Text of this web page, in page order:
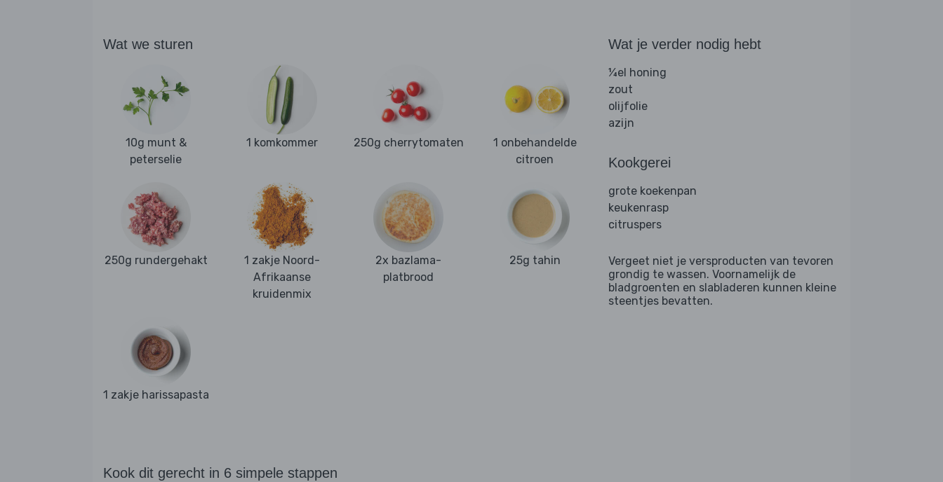
Wat we sturen
10g munt &
peterselie
1 komkommer 250g cherrytomaten
1 onbehandelde
citroen
250g rundergehakt
1 zakje Noord-
Afrikaanse
kruidenmix
2x bazlama-
platbrood
25g tahin
1 zakje harissapasta
Wat je verder nodig hebt
¼el honing
zout
olijfolie
azijn
Kookgerei
grote koekenpan
keukenrasp
citruspers
Vergeet niet je versproducten van tevoren
grondig te wassen. Voornamelijk de
bladgroenten en slabladeren kunnen kleine
steentjes bevatten.
Kook dit gerecht in 6 simpele stappen